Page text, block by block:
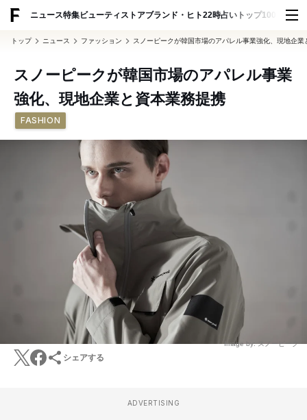
ニュース特集ビューティ ストアブランド・ヒト22時占い トップ100 スナッ
トップ ニュース ファッション スノーピークが韓国市場のアパレル事業強化、現地企業
スノーピークが韓国市場のアパレル事業
強化、現地企業と資本業務提携
FASHION
Image by: スノーピーク
シェアする
ADVERTISING